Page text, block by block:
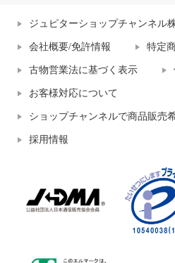
ジュピターショップチャンネル
会社概要/免許情報 特定
古物営業法に基づく表示
お客様対応について
ショップチャンネルで商品販売
採用情報